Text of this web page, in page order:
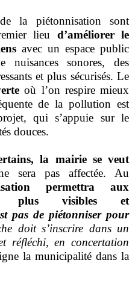
la piétonnisation sont
lieu d’améliorer le
avec un espace public
sonores, des
et plus sécurisés. Le
où l’on respire mieux
de la pollution est
qui s’appuie sur le
douces.
la mairie se veut
sera pas affectée. Au
permettra aux
plus visibles et
pas de piétonniser pour
doit s’inscrire dans un
réfléchi, en concertation
la municipalité dans la